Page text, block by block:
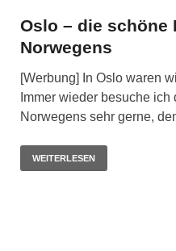
Oslo – die schöne
Norwegens
[Werbung] In Oslo waren
Immer wieder besuche
Norwegens sehr gerne,
WEITERLESEN